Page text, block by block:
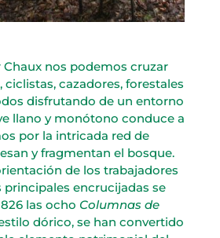
Chaux nos podemos cruzar
cazadores, forestales
disfrutando de un entorno
llano y monótono conduce a
por la intricada red de
y fragmentan el bosque.
de los trabajadores
principales encrucijadas se
las ocho Columnas de
dórico, se han convertido